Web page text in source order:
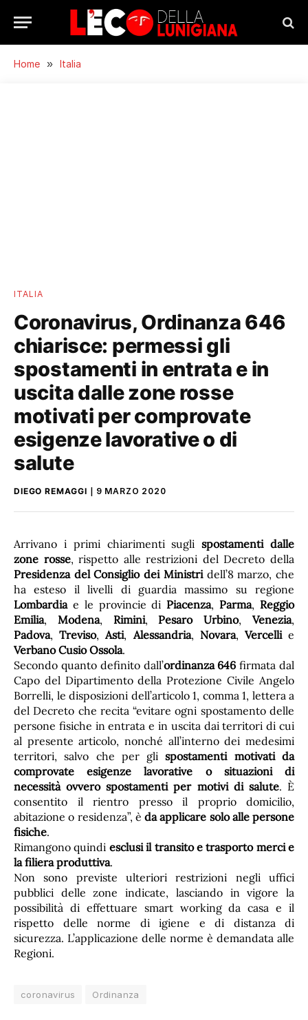
Home » Italia
ITALIA
Coronavirus, Ordinanza 646
chiarisce: permessi gli
spostamenti in entrata e in
uscita dalle zone rosse
motivati per comprovate
esigenze lavorative o di
salute
DIEGO REMAGGI 9 MARZO 2020
Arrivano i primi chiarimenti suglispostamenti dalle
zone rosse, rispetto alle restrizioni del Decreto della
Presidenza del Consiglio dei Ministridell’8 marzo, che
ha esteso il livelli di guardia massimo su regione
Lombardiae le provincie diPiacenza,Parma,Reggio
Emilia, Modena, Rimini,Pesaro Urbino,Venezia,
Padova,Treviso,Asti, Alessandria, Novara, Vercellie
Verbano Cusio Ossola.
Secondo quanto definito dall’ordinanza 646 firmata dal
Capo del Dipartimento della Protezione Civile Angelo
Borrelli, le disposizioni dell’articolo 1, comma 1, lettera a
del Decreto che recita “evitare ogni spostamento delle
persone fisiche in entrata e in uscita dai territori di cui
al presente articolo, nonché all’interno dei medesimi
territori, salvo che per glispostamenti motivati da
comprovate esigenze lavorative o situazioni di
necessità ovvero spostamenti per motivi di salute. È
consentito il rientro presso il proprio domicilio,
abitazione o residenza”, è da applicare solo alle persone
fisiche.
Rimangono quindi esclusi il transito e trasporto merci e
la filiera produttiva.
Non sono previste ulteriori restrizioni negli uffici
pubblici delle zone indicate, lasciando in vigore la
possibilità di effettuare smart working da casa e il
rispetto delle norme di igiene e di distanza di
sicurezza. L’applicazione delle norme è demandata alle
Regioni.
coronavirus Ordinanza